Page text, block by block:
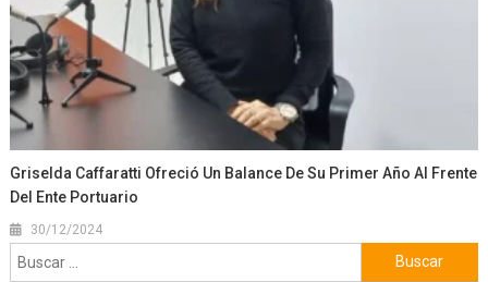
Griselda Caffaratti Ofreció Un Balance De Su Primer Año Al Frente
Del Ente Portuario
30/12/2024
Buscar: